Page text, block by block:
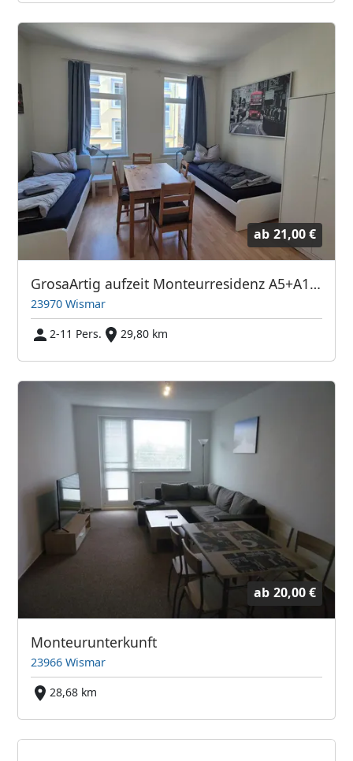
ab 21,00 €
GrosaArtig aufzeit Monteurresidenz A5+A1+A3
23970 Wismar
2-11 Pers.
29,80 km
ab 20,00 €
Monteurunterkunft
23966 Wismar
28,68 km